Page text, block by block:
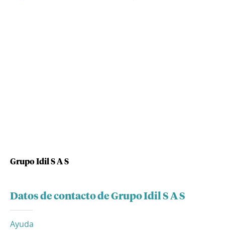
Grupo Idil S A S
Datos de contacto de Grupo Idil S A S
Ayuda